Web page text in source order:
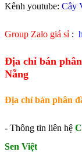
Kênh youtube: Cây
Group Zalo giá sỉ :
Địa chỉ bán
Nẵng
Địa chỉ bán phân
- Thông tin liên hệ
Sen Việt